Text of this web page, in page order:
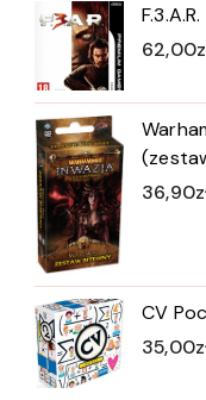
62,00
36,90
CV
35,00